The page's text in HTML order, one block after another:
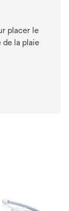
placer le
de la plaie